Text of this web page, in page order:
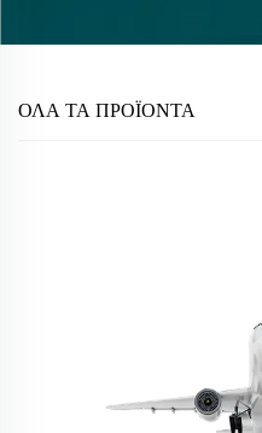
ΟΛΑ ΤΑ ΠΡΟΪΟΝΤΑ